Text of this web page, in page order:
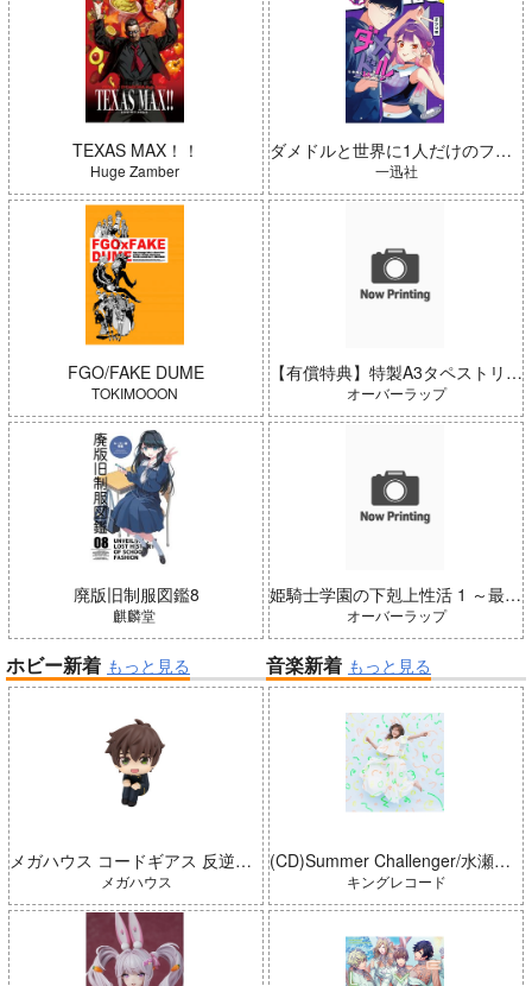
帝国機神ヴォルカミオン 2 ふかふかダンジョン攻略記 19
よわよわ先生
「少女☆歌劇 レヴュースタァ
ライト」スペシャルライブ “St
定版)
Summer Challenger/水瀬いの
り
TEXAS MAX！！
Huge Zamber
FGO/FAKE DUME
TOKIMOOON
廃版旧制服図鑑8
麒麟堂
ダメドルと世界に1人だけのファン 5
一迅社
【有償特典】特製A3タペストリー（姫騎士学園の下剋上性活 1）
オーバーラップ
姫騎士学園の下剋上性活 1 ～最弱スキルで異世界のプライド高め美少女たちを堕としたら、毎晩ご奉仕に来る日々が始まった～
オーバーラップ
ホビー新着 もっと見る
メガハウス コードギアス 反逆のルルーシュ るかっぷ 枢木スザク 完成品
メガハウス
音楽新着 もっと見る
(CD)Summer Challenger/水瀬いのり
キングレコード